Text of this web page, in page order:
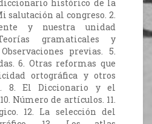
histórico de la
salutación al congreso. 2.
y nuestra unidad
gramaticales y
previas. 5.
6. Otras reformas que
ortográfica y otros
8. El Diccionario y el
Número de artículos. 11.
12. La selección del